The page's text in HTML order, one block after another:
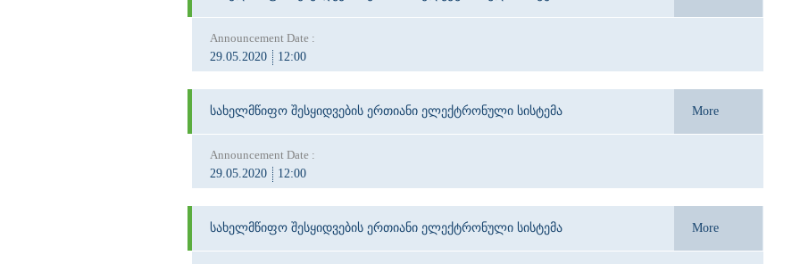
Announcement Date :
29.05.2020
12:00
სახელმწიფო შესყიდვების ერთიანი ელექტრონული სისტემა More
Announcement Date :
29.05.2020
12:00
სახელმწიფო შესყიდვების ერთიანი ელექტრონული სისტემა More